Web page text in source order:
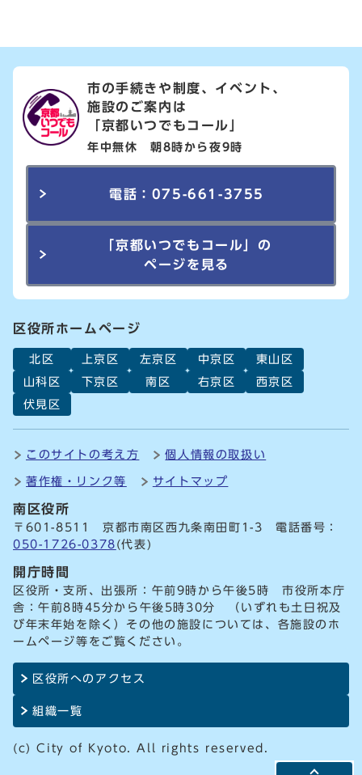
市の手続きや制度、イベント、
施設のご案内は
「京都いつでもコール」
年中無休 朝8時から夜9時
電話：075-661-3755
「京都いつでもコール」の
ページを見る
区役所ホームページ
北区 上京区 左京区 中京区
東山区
山科区
下京区 南区 右京区
西京区
伏見区
このサイトの考え方 個人情報の取扱い
著作権・リンク等 サイトマップ
南区役所
〒601-8511 京都市南区西九条南田町1-3 電話番号：
050-1726-0378 (代表)
開庁時間
区役所・支所、出張所：午前9時から午後5時 市役所本庁
舎：午前8時45分から午後5時30分 （いずれも土日祝及
び年末年始を除く）その他の施設については、各施設のホ
ームページ等をご覧ください。
区役所へのアクセス
組織一覧
(c) City of Kyoto. All rights reserved.